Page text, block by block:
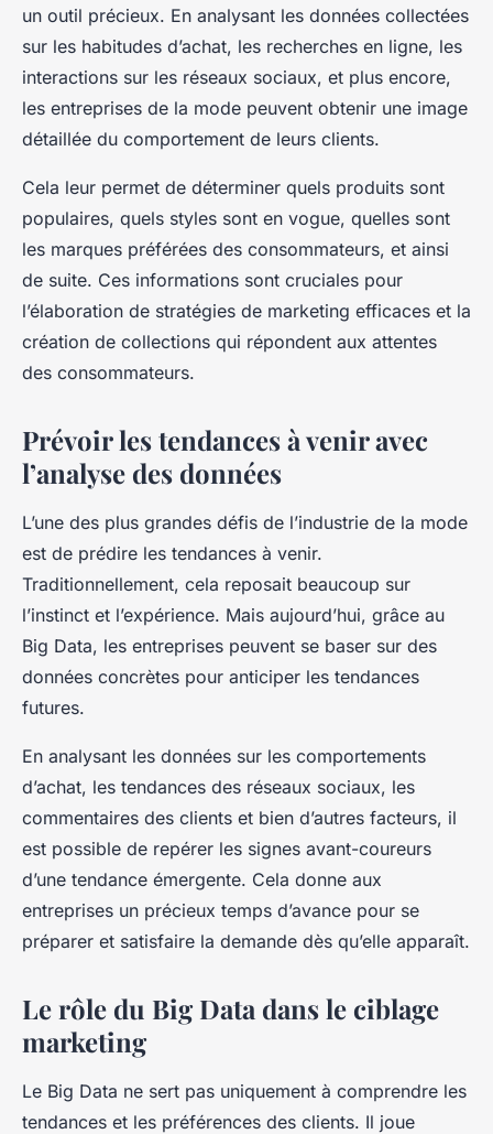
un outil précieux. En analysant les données collectées
sur les habitudes d’achat, les recherches en ligne, les
interactions sur les réseaux sociaux, et plus encore,
les entreprises de la mode peuvent obtenir une image
détaillée du comportement de leurs clients.
Cela leur permet de déterminer quels produits sont
populaires, quels styles sont en vogue, quelles sont
les marques préférées des consommateurs, et ainsi
de suite. Ces informations sont cruciales pour
l’élaboration de stratégies de marketing efficaces et la
création de collections qui répondent aux attentes
des consommateurs.
Prévoir les tendances à venir avec
l’analyse des données
L’une des plus grandes défis de l’industrie de la mode
est de prédire les tendances à venir.
Traditionnellement, cela reposait beaucoup sur
l’instinct et l’expérience. Mais aujourd’hui, grâce au
Big Data, les entreprises peuvent se baser sur des
données concrètes pour anticiper les tendances
futures.
En analysant les données sur les comportements
d’achat, les tendances des réseaux sociaux, les
commentaires des clients et bien d’autres facteurs, il
est possible de repérer les signes avant-coureurs
d’une tendance émergente. Cela donne aux
entreprises un précieux temps d’avance pour se
préparer et satisfaire la demande dès qu’elle apparaît.
Le rôle du Big Data dans le ciblage
marketing
Le Big Data ne sert pas uniquement à comprendre les
tendances et les préférences des clients. Il joue